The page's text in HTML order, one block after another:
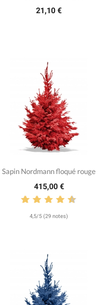
21,10 €
Sapin Nordmann floqué rouge
415,00 €
4,5/5 (29 notes)